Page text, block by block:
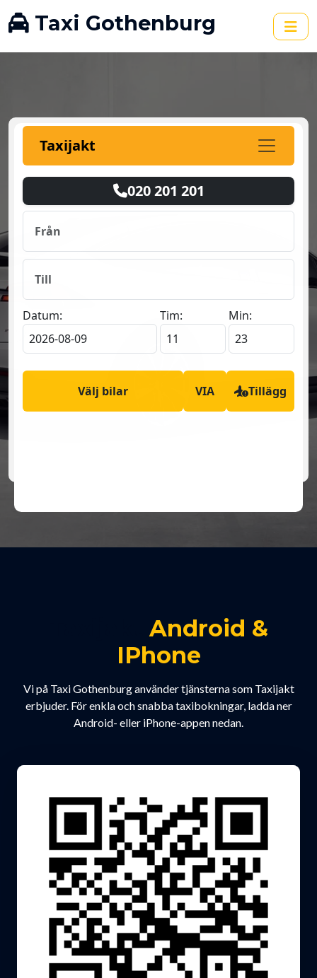
Taxi Gothenburg
TaxijaktAndroid &
IPhone
Vi på Taxi Gothenburg använder tjänsterna som Taxijakt
erbjuder. För enkla och snabba taxibokningar, ladda ner
Android- eller iPhone-appen nedan.